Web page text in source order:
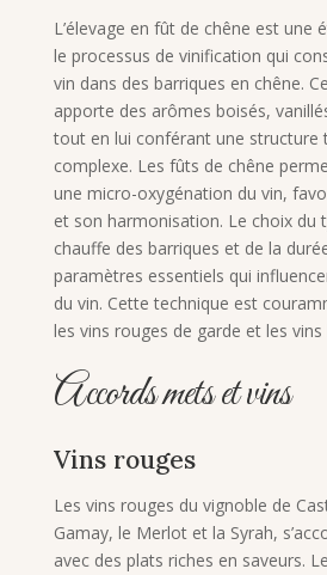
L’élevage en fût de chêne est une
le processus de vinification qui
vin dans des barriques en chêne.
apporte des arômes boisés,
tout en lui conférant une structure
complexe. Les fûts de chêne
une micro-oxygénation du vin,
et son harmonisation. Le choix du
chauffe des barriques et de la
paramètres essentiels qui
du vin. Cette technique est
les vins rouges de garde et les
Accords mets et vins
Vins rouges
Les vins rouges du vignoble de
Gamay, le Merlot et la Syrah,
avec des plats riches en saveurs.